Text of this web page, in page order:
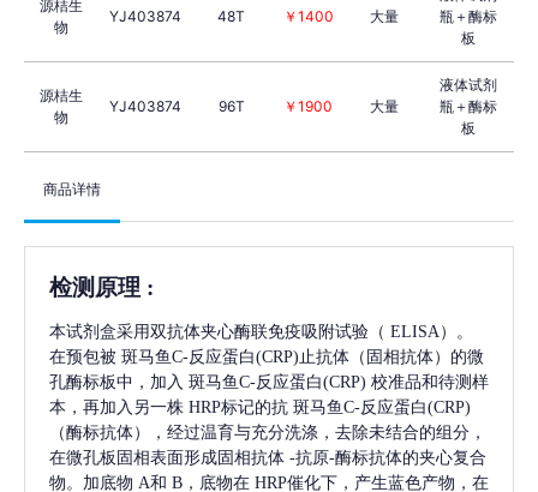
源桔生
物
YJ403874 48T ￥1400 大量
瓶＋酶标
板
源桔生
物
YJ403874 96T ￥1900 大量
液体试剂
瓶＋酶标
板
商品详情
检测原理 :
本试剂盒采用双抗体夹心酶联免疫吸附试验（ ELISA）。
在预包被 斑马鱼C-反应蛋白(CRP)止抗体（固相抗体）的微
孔酶标板中，加入 斑马鱼C-反应蛋白(CRP) 校准品和待测样
本，再加入另一株 HRP标记的抗 斑马鱼C-反应蛋白(CRP)
（酶标抗体），经过温育与充分洗涤，去除未结合的组分，
在微孔板固相表面形成固相抗体 -抗原-酶标抗体的夹心复合
物。加底物 A和 B，底物在 HRP催化下，产生蓝色产物，在